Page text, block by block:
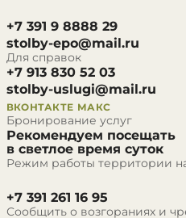
+7 391 9 8888 29
stolby-epo@mail.ru
Для справок
+7 913 830 52 03
stolby-uslugi@mail.ru
ВКОНТАКТЕ МАКС
Бронирование услуг
Рекомендуем посещать
в светлое время суток
Режим работы территории
+7 391 261 16 95
Сообщить о возгораниях и